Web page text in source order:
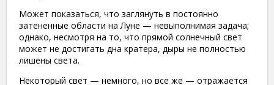
Может показаться, что заглянуть в постоянно
затененные области на Луне — невыполнимая задача;
однако, несмотря на то, что прямой солнечный свет
может не достигать дна кратера, дыры не полностью
лишены света.
Некоторый свет — немного, но все же — отражается